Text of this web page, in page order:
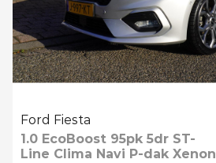
Ford Fiesta
1.0 EcoBoost 95pk 5dr ST-
Line Clima Navi P-dak Xenon